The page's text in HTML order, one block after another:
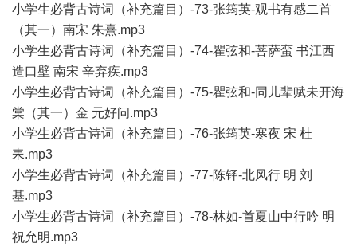
小学生必背古诗词（补充篇目）-73-张筠英-观书有感二首
（其一）南宋 朱熹.mp3
小学生必背古诗词（补充篇目）-74-瞿弦和-菩萨蛮 书江西
造口壁 南宋 辛弃疾.mp3
小学生必背古诗词（补充篇目）-75-瞿弦和-同儿辈赋未开海
棠（其一）金 元好问.mp3
小学生必背古诗词（补充篇目）-76-张筠英-寒夜 宋 杜
耒.mp3
小学生必背古诗词（补充篇目）-77-陈铎-北风行 明 刘
基.mp3
小学生必背古诗词（补充篇目）-78-林如-首夏山中行吟 明
祝允明.mp3